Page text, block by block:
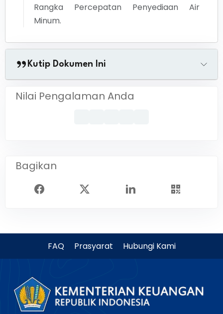
Rangka Percepatan Penyediaan Air
Minum.
Kutip Dokumen Ini
Nilai Pengalaman Anda
Bagikan
FAQ Prasyarat Hubungi Kami